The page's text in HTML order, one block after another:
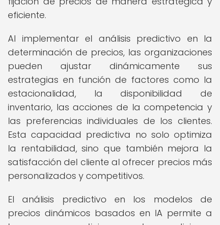
eficiente.
Al implementar el análisis predictivo en la
determinación de precios, las organizaciones
pueden ajustar dinámicamente sus
estrategias en función de factores como la
estacionalidad, la disponibilidad de
inventario, las acciones de la competencia y
las preferencias individuales de los clientes.
Esta capacidad predictiva no solo optimiza
la rentabilidad, sino que también mejora la
satisfacción del cliente al ofrecer precios más
personalizados y competitivos.
El análisis predictivo en los modelos de
precios dinámicos basados en IA permite a